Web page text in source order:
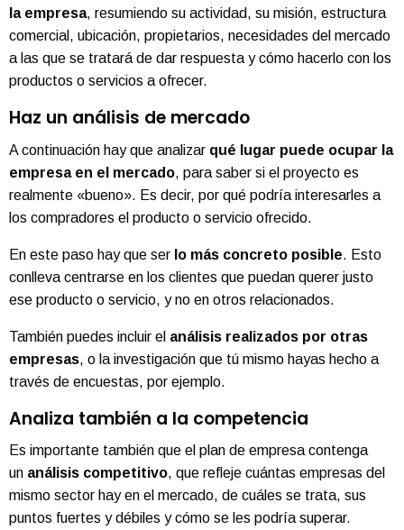
la empresa, resumiendo su actividad, su misión, estructura
comercial, ubicación, propietarios, necesidades del mercado
a las que se tratará de dar respuesta y cómo hacerlo con los
productos o servicios a ofrecer.
Haz un análisis de mercado
A continuación hay que analizar qué lugar puede ocupar la
empresa en el mercado, para saber si el proyecto es
realmente «bueno». Es decir, por qué podría interesarles a
los compradores el producto o servicio ofrecido.
En este paso hay que ser lo más concreto posible. Esto
conlleva centrarse en los clientes que puedan querer justo
ese producto o servicio, y no en otros relacionados.
También puedes incluir el análisis realizados por otras
empresas, o la investigación que tú mismo hayas hecho a
través de encuestas, por ejemplo.
Analiza también a la competencia
Es importante también que el plan de empresa contenga
un análisis competitivo, que refleje cuántas empresas del
mismo sector hay en el mercado, de cuáles se trata, sus
puntos fuertes y débiles y cómo se les podría superar.